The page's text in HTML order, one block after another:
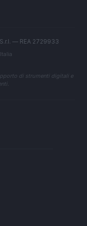
— REA 2729933
di strumenti digitali e